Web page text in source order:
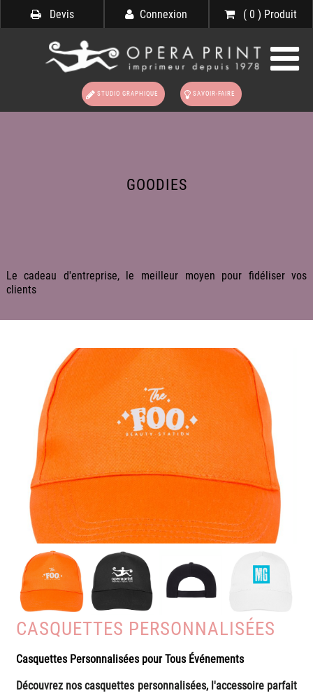
STUDIO GRAPHIQUE SAVOIR-FAIRE
Devis Connexion ( 0 ) Produit
GOODIES
Le cadeau d'entreprise, le meilleur moyen pour fidéliser vos
clients
CASQUETTES PERSONNALISÉES
Casquettes Personnalisées pour Tous Événements
Découvrez nos casquettes personnalisées, l'accessoire parfait